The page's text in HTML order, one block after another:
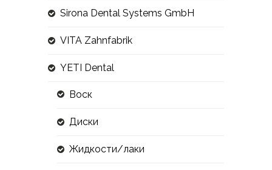
Sirona Dental Systems GmbH
VITA Zahnfabrik
YETI Dental
Воск
Диски
Жидкости/лаки